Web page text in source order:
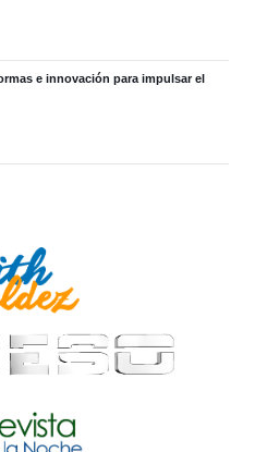
e innovación para impulsar el